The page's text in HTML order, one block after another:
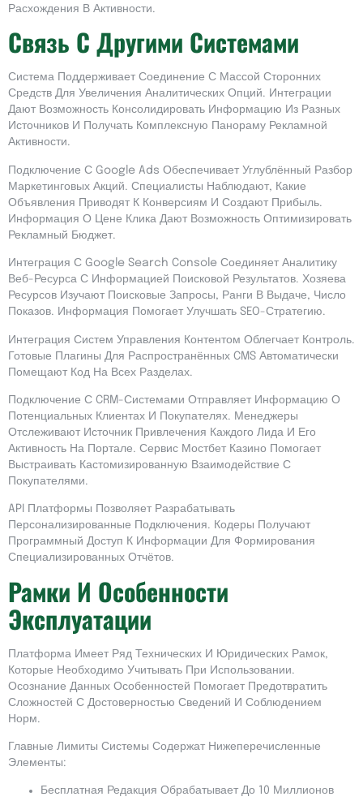
Расхождения В Активности.
Связь С Другими Системами
Система Поддерживает Соединение С Массой Сторонних
Средств Для Увеличения Аналитических Опций. Интеграции
Дают Возможность Консолидировать Информацию Из Разных
Источников И Получать Комплексную Панораму Рекламной
Активности.
Подключение С Google Ads Обеспечивает Углублённый Разбор
Маркетинговых Акций. Специалисты Наблюдают, Какие
Объявления Приводят К Конверсиям И Создают Прибыль.
Информация О Цене Клика Дают Возможность Оптимизировать
Рекламный Бюджет.
Интеграция С Google Search Console Соединяет Аналитику
Веб-Ресурса С Информацией Поисковой Результатов. Хозяева
Ресурсов Изучают Поисковые Запросы, Ранги В Выдаче, Число
Показов. Информация Помогает Улучшать SEO-Стратегию.
Интеграция Систем Управления Контентом Облегчает Контроль.
Готовые Плагины Для Распространённых CMS Автоматически
Помещают Код На Всех Разделах.
Подключение С CRM-Системами Отправляет Информацию О
Потенциальных Клиентах И Покупателях. Менеджеры
Отслеживают Источник Привлечения Каждого Лида И Его
Активность На Портале. Сервис Мостбет Казино Помогает
Выстраивать Кастомизированную Взаимодействие С
Покупателями.
API Платформы Позволяет Разрабатывать
Персонализированные Подключения. Кодеры Получают
Программный Доступ К Информации Для Формирования
Специализированных Отчётов.
Рамки И Особенности
Эксплуатации
Платформа Имеет Ряд Технических И Юридических Рамок,
Которые Необходимо Учитывать При Использовании.
Осознание Данных Особенностей Помогает Предотвратить
Сложностей С Достоверностью Сведений И Соблюдением
Норм.
Главные Лимиты Системы Содержат Нижеперечисленные
Элементы:
Бесплатная Редакция Обрабатывает До 10 Миллионов